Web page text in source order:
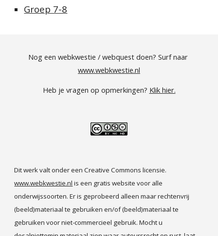
Groep 7-8
Nog een webkwestie / webquest doen? Surf naar
www.webkwestie.nl
Heb je vragen op opmerkingen? Klik hier.
www.webkwestie.nl is een gratis website voor alle
onderwijssoorten. Er is geprobeerd alleen maar rechtenvrij
(beeld)materiaal te gebruiken en/of (beeld)materiaal te
gebruiken voor niet-commercieel gebruik. Mocht u